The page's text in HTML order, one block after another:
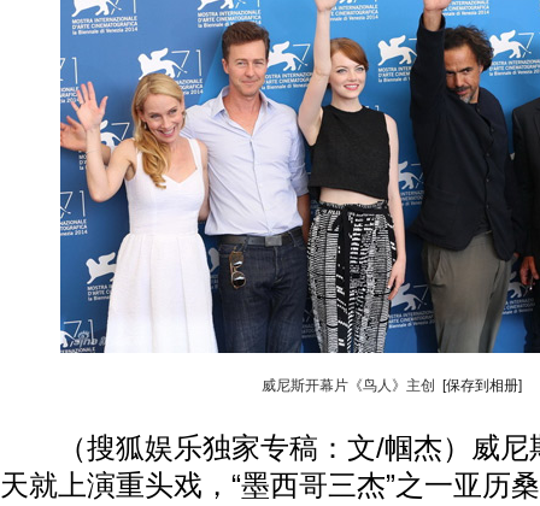
威尼斯开幕片《鸟人》主创 [保存到相册]
（搜狐娱乐独家专稿：文/帼杰）威尼
天就上演重头戏，“墨西哥三杰”之一亚历